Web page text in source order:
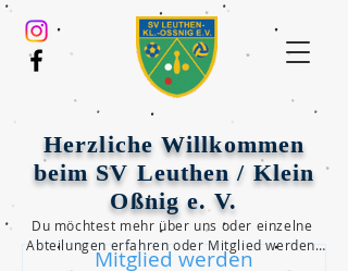
Herzliche Willkommen
beim SV Leuthen / Klein
Oßnig e. V.
Du möchtest mehr über uns oder einzelne
Abteilungen erfahren oder Mitglied werden?
Dann klicke einen der beiden unten
Mitglied werden